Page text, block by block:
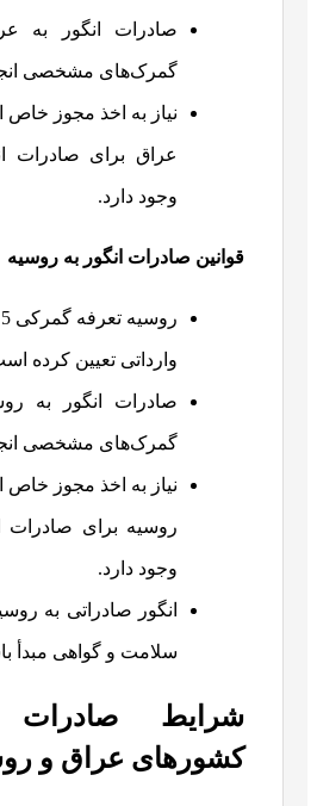
صادرات انگور به
گمرک‌های مشخصی
نیاز به اخذ مجوز
عراق برای صادرات
وجود دارد.
قوانین صادرات انگور به روسیه
وارداتی تعیین کرده
صادرات انگور به
گمرک‌های مشخصی
نیاز به اخذ مجوز
روسیه برای صادرات
وجود دارد.
انگور صادراتی به
سلامت و گواهی مبدأ
شرایط صادرات
کشورهای عراق و